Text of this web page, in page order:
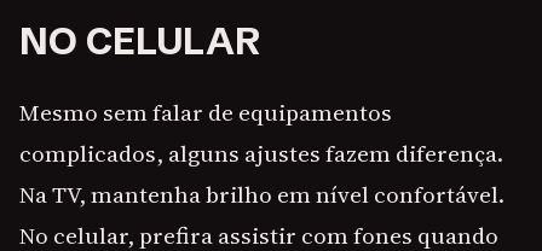
NO CELULAR
Mesmo sem falar de equipamentos
complicados, alguns ajustes fazem diferença.
Na TV, mantenha brilho em nível confortável.
No celular, prefira assistir com fones quando